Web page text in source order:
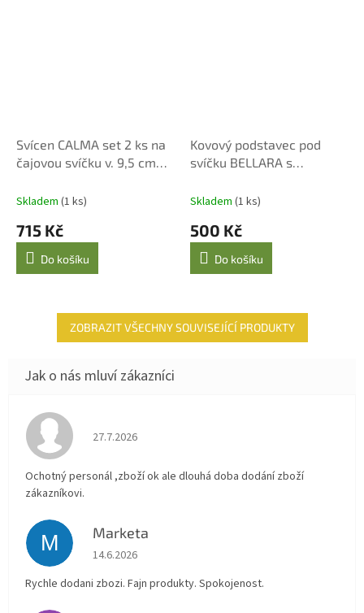
Svícen CALMA set 2 ks na
čajovou svíčku v. 9,5 cm
Skladem (1 ks)
715 Kč
Do košíku
Kovový podstavec pod
svíčku BELLARA s
Lene Bjerre
Skladem (1 ks)
500 Kč
Do košíku
ZOBRAZIT VŠECHNY SOUVISEJÍCÍ PRODUKTY
Hodnocení obchodu je 4 z 5 hvězdiček.
27.7.2026
Ochotný personál ,zboží ok ale dlouhá doba dodání zboží
zákazníkovi.
M Marketa
Hodnocení obchodu je 5 z 5 hvězdiček.
14.6.2026
Rychle dodani zbozi. Fajn produkty. Spokojenost.